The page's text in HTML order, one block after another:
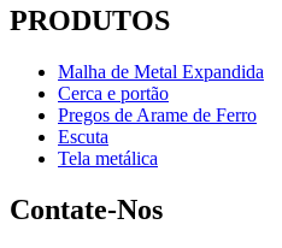
PRODUTOS
Malha de Metal Expandida
Cerca e portão
Pregos de Arame de Ferro
Escuta
Tela metálica
Contate-Nos